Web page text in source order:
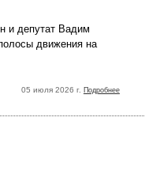
и депутат Вадим
движения на
05 июля 2026 г. Подробнее